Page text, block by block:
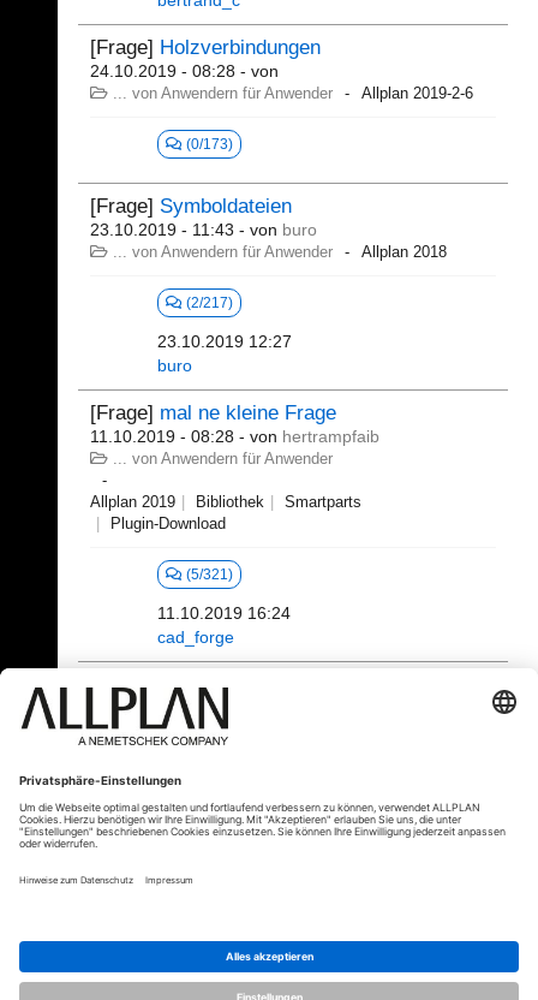
[Frage] Holzverbindungen
24.10.2019 - 08:28 - von
... von Anwendern für Anwender Allplan 2019-2-6
(0/173)
[Frage] Symboldateien
23.10.2019 - 11:43 - von buro
... von Anwendern für Anwender Allplan 2018
(2/217)
23.10.2019 12:27
buro
[Frage] mal ne kleine Frage
11.10.2019 - 08:28 - von hertrampfaib
... von Anwendern für Anwender
Allplan 2019 Bibliothek
Smartparts
Plugin-Download
(5/321)
11.10.2019 16:24
cad_forge
101 - 120 (361)
⇤
© ALLPLAN Deutschland GmbH ALLPLAN ist Teil der
Group